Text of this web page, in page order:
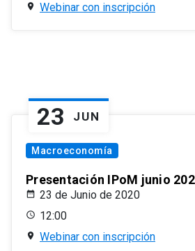
Webinar con inscripción
23 JUN
Macroeconomía
Presentación IPoM junio
23 de Junio de 2020
12:00
Webinar con inscripción